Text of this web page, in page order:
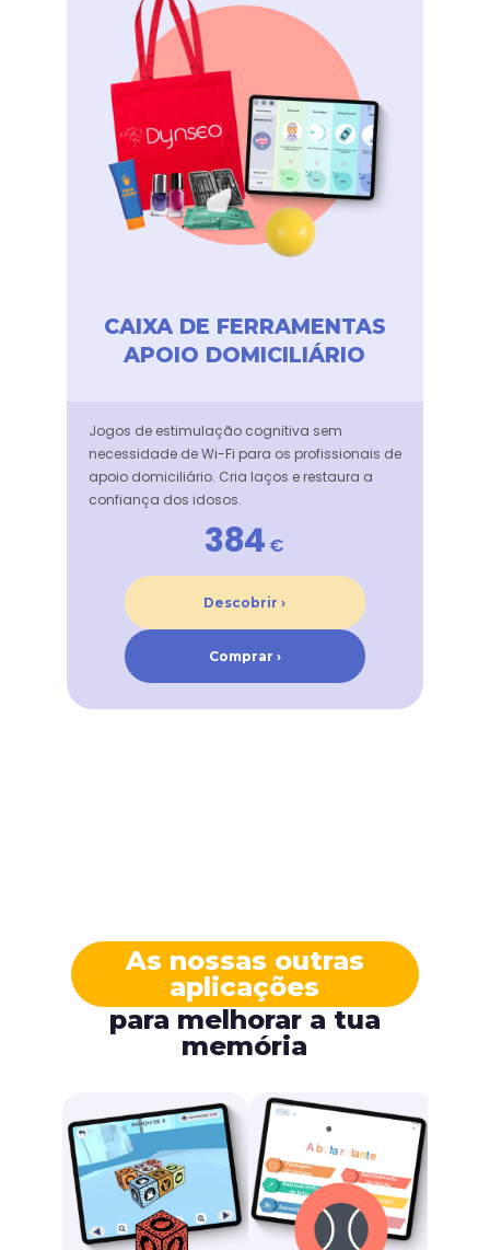
CAIXA DE FERRAMENTAS
APOIO DOMICILIÁRIO
Jogos de estimulação cognitiva sem
necessidade de Wi-Fi para os profissionais de
apoio domiciliário. Cria laços e restaura a
confiança dos idosos.
384 €
Descobrir ›
Comprar ›
As nossas outras
aplicações
para melhorar a tua
memória